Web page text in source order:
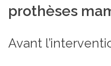
prothèses
Avant